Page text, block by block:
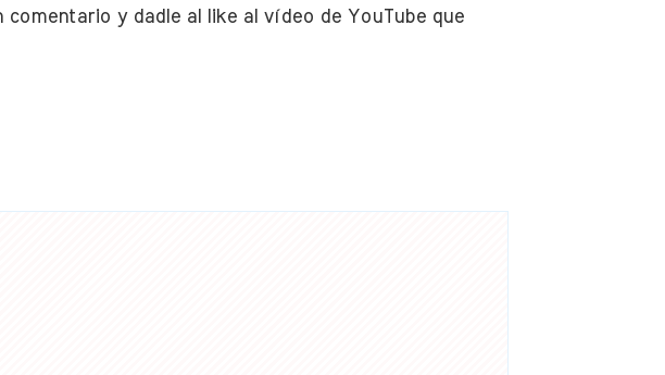
y dadle al like al vídeo de YouTube que